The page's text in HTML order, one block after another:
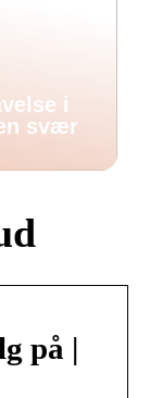
i
svær
på |